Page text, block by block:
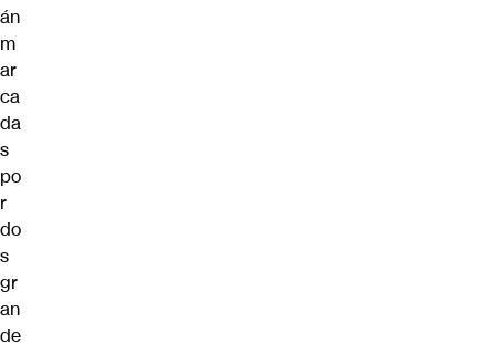
án
m
ar
ca
da
s
po
r
do
s
gr
an
de